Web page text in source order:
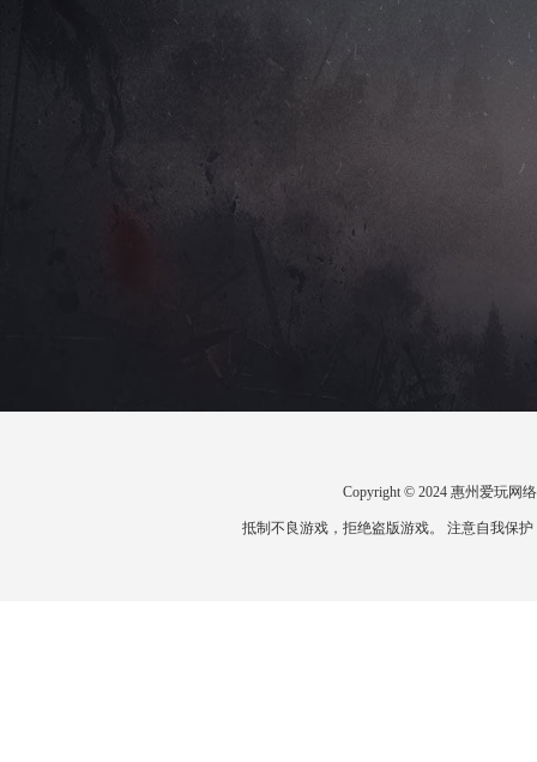
Copyright © 2024 惠州爱玩网
抵制不良游戏，拒绝盗版游戏。 注意自我保